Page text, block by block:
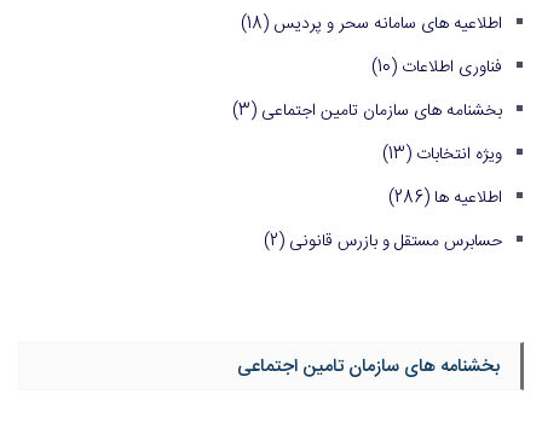
اطلاعیه های سامانه سحر و پردیس (18)
فناوری اطلاعات (10)
بخشنامه های سازمان تامین اجتماعی (3)
ویژه انتخابات (13)
اطلاعیه ها (286)
حسابرس مستقل و بازرس قانونی (2)
بخشنامه های سازمان تامین اجتماعی